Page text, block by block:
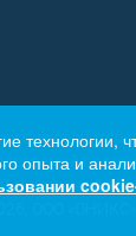
данных
технологии,
опыта и